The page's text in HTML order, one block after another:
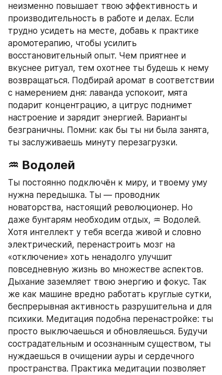
неизменно повышает твою эффективность и
производительность в работе и делах. Если
трудно усидеть на месте, добавь к практике
аромотерапию, чтобы усилить
восстановительный опыт. Чем приятнее и
вкуснее ритуал, тем охотнее ты будешь к нему
возвращаться. Подбирай аромат в соответствии
с намерением дня: лаванда успокоит, мята
подарит концентрацию, а цитрус поднимет
настроение и зарядит энергией. Варианты
безграничны. Помни: как бы ты ни была занята,
ты заслуживаешь минуту перезагрузки.
♒ Водолей
Ты постоянно подключён к миру, и твоему уму
нужна передышка. Ты — проводник
новаторства, настоящий революционер. Но
даже бунтарям необходим отдых, ♒ Водолей.
Хотя интеллект у тебя всегда живой и словно
электрический, перенастроить мозг на
«отключение» хоть ненадолго улучшит
повседневную жизнь во множестве аспектов.
Дыхание заземляет твою энергию и фокус. Так
же как машине вредно работать круглые сутки,
беспрерывная активность разрушительна и для
психики. Медитация подобна перенастройке: ты
просто выключаешься и обновляешься. Будучи
сострадательным и осознанным существом, ты
нуждаешься в очищении ауры и сердечного
пространства. Практика медитации позволяет